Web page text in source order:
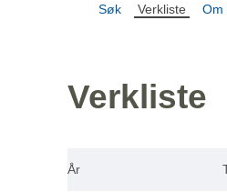
Søk Verkliste Om
Verkliste
År